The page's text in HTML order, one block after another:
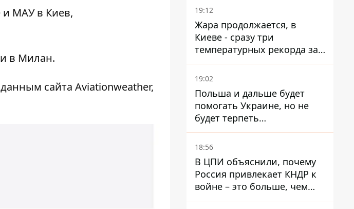
и МАУ в Киев,
в Милан.
сайта Aviationweather,
19:12
Жара продолжается, в
Киеве - сразу три
температурных рекорда за
день
19:02
Польша и дальше будет
помогать Украине, но не
будет терпеть
"бандеровскую символику" -
Навроцкий
18:56
В ЦПИ объяснили, почему
Россия привлекает КНДР к
войне – это больше, чем
ракеты